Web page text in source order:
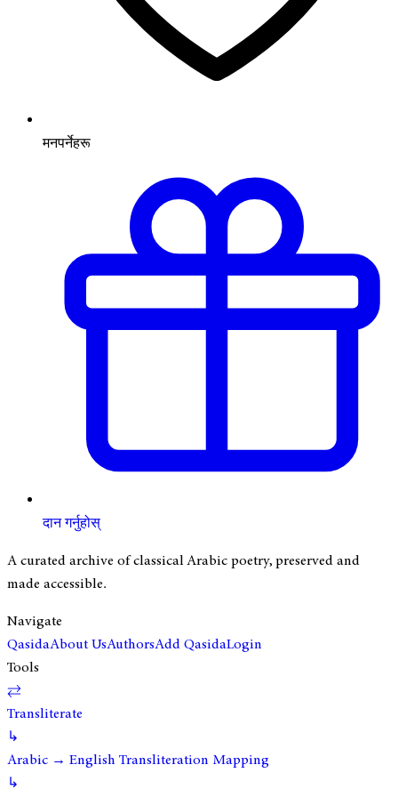
मनपर्नेहरू
दान गर्नुहोस्
A curated archive of classical Arabic poetry, preserved and
made accessible.
Navigate
QasidaAbout UsAuthorsAdd QasidaLogin
Tools
⇄
Transliterate
↳
Arabic → English Transliteration Mapping
↳